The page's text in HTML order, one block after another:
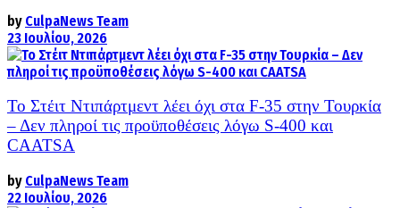
by CulpaNews Team
23 Ιουλίου, 2026
Το Στέιτ Ντιπάρτμεντ λέει όχι στα F-35 στην Τουρκία
– Δεν πληροί τις προϋποθέσεις λόγω S-400 και
CAATSA
by CulpaNews Team
22 Ιουλίου, 2026